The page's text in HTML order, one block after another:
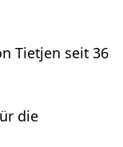
Tietjen seit 36
die